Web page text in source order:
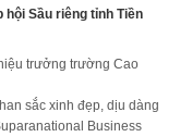
Sầu riêng tỉnh Tiền
trưởng trường Cao
sắc xinh đẹp, dịu dàng
Business